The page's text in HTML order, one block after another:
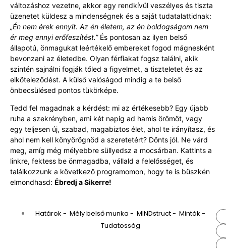
változáshoz vezetne, akkor egy rendkívül veszélyes és tiszta
üzenetet küldesz a mindenségnek és a saját tudatalattidnak:
„Én nem érek ennyit. Az én életem, az én boldogságom nem
ér meg ennyi erőfeszítést.”És pontosan az ilyen belső
állapotú, önmagukat leértékelő embereket fogod mágnesként
bevonzani az életedbe. Olyan férfiakat fogsz találni, akik
szintén sajnálni fogják tőled a figyelmet, a tiszteletet és az
elköteleződést. A külső valóságod mindig a te belső
önbecsülésed pontos tükörképe.
Tedd fel magadnak a kérdést: mi az értékesebb? Egy újabb
ruha a szekrényben, ami két napig ad hamis örömöt, vagy
egy teljesen új, szabad, magabiztos élet, ahol te irányítasz, és
ahol nem kell könyörögnöd a szeretetért? Dönts jól. Ne várd
meg, amíg még mélyebbre süllyedsz a mocsárban. Kattints a
linkre, fektess be önmagadba, vállald a felelősséget, és
találkozzunk a következő programomon, hogy te is büszkén
elmondhasd: Ébredj a Sikerre!
Határok - Mély belső munka - MINDstruct- Minták -
Tudatosság